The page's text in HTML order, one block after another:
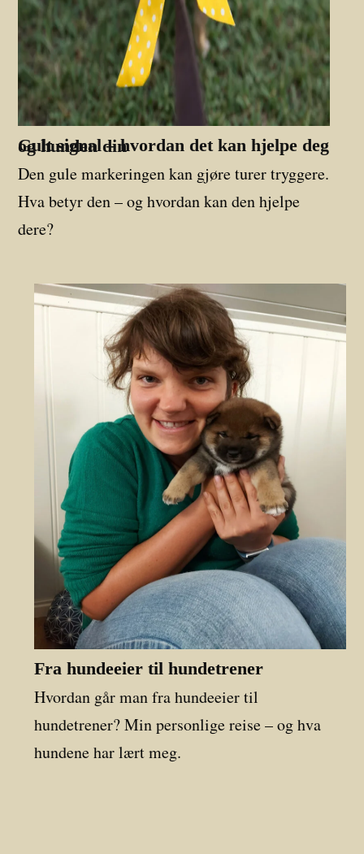
Gult signal – hvordan det kan hjelpe deg og hunden din
Den gule markeringen kan gjøre turer tryggere.
Hva betyr den – og hvordan kan den hjelpe
dere?
Fra hundeeier til hundetrener
Hvordan går man fra hundeeier til
hundetrener? Min personlige reise – og hva
hundene har lært meg.